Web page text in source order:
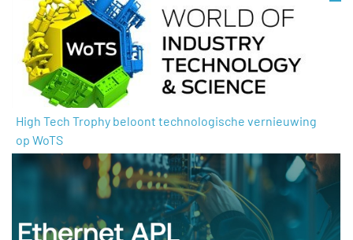
High Tech Trophy beloont technologische vernieuwing
op WoTS